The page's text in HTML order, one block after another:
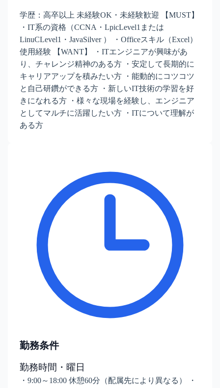
学歴：高卒以上 未経験OK・未経験歓迎 【MUST】
・IT系の資格（CCNA・LpicLevel1または
LinuCLevel1・JavaSilver ） ・Officeスキル（Excel）
使用経験 【WANT】 ・ITエンジニアが興味があ
り、チャレンジ精神のある方 ・安定して長期的に
キャリアアップを積みたい方 ・能動的にコツコツ
と自己研鑽ができる方 ・新しいIT技術の学習を好
きになれる方 ・様々な現場を経験し、エンジニア
としてマルチに活躍したい方 ・ITについて理解が
ある方
勤務条件
勤務時間・曜日
・9:00～18:00 休憩60分（配属先により異なる） ・